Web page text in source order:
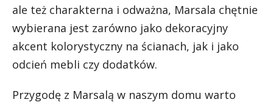
ale też charakterna i odważna, Marsala chętnie
wybierana jest zarówno jako dekoracyjny
akcent kolorystyczny na ścianach, jak i jako
odcień mebli czy dodatków.
Przygodę z Marsalą w naszym domu warto